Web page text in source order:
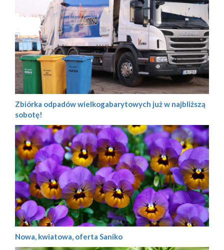
Zbiórka odpadów wielkogabarytowych już w najbliższą
sobotę!
Nowa, kwiatowa, oferta Saniko